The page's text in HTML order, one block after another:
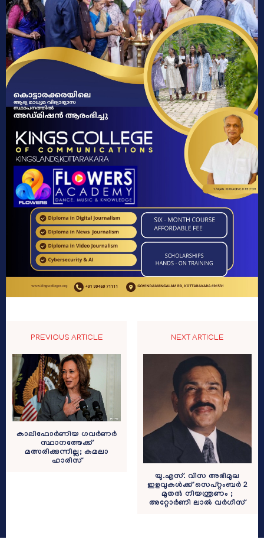
PREVIOUS ARTICLE
കാലിഫോർണിയ ഗവർണർ
സ്ഥാനത്തേക്ക്
മത്സരിക്കുന്നില്ല; കമലാ
ഹാരിസ്
NEXT ARTICLE
യു.എസ്. വിസ അഭിമുഖ
ഇളവുകൾക്ക് സെപ്റ്റംബർ 2
മുതൽ നിയന്ത്രണം ;
അറ്റോർണി ലാൽ വർഗീസ്